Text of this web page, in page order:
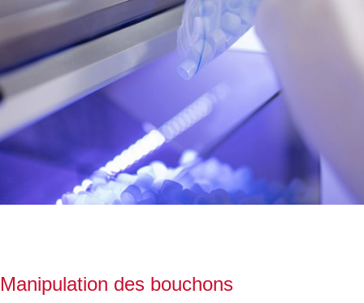
Manipulation des bouchons